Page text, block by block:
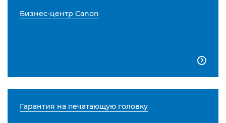
Бизнес-центр Canon

Гарантия на печатающую головку